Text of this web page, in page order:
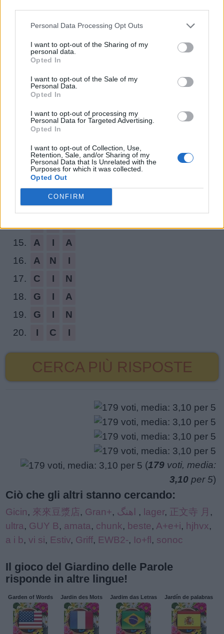
Personal Data Processing Opt Outs
I want to opt-out of the Sharing of my
personal data.
Opted In
I want to opt-out of the Sale of my
Personal Data.
Opted In
I want to opt-out of processing my
Personal Data for Targeted Advertising.
Opted In
I want to opt-out of Collection, Use,
Retention, Sale, and/or Sharing of my
Personal Data that Is Unrelated with the
Purposes for which it was collected.
Opted Out
CONFIRM
2. C A I N
I
C I G N
I
G A N C
I
G I A
A N C
A
C A G
C A N
I
G A
I A N
I
I N C
A
12.
I N G
A
13. N A I
A
15.
A I
A
16.
A N
I
17.
C I
N
18.
G I
A
19.
G I
N
20.
I C I
CERCA PIÙ RISPOSTE
(179 voti, media:
3,10 per 5)
Ciò che gli altri stanno cercando:
Gicin, 來來豆漿店, Gran+, , lager, 正文寺 月 ,
ultra, GUY B, amata, chunk, beste, A+e+i, hjhvx,
a i b, vi si, Estiv, Griff, EWB2-, Io+fl, sonoc
Il gioco del Giardino delle Parole
risponde in altre lingue!
Garden of Words Jardin des Mots Jardim das Letras Jardín de palabras